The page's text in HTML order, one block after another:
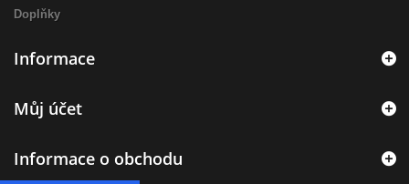
Doplňky
Informace
Můj účet
Informace o obchodu